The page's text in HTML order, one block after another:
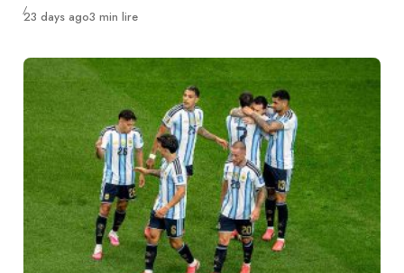
Publié
23 days ago3 min lire